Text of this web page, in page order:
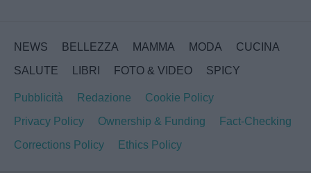
NEWS BELLEZZA MAMMA MODA
CUCINA
SALUTE
LIBRI FOTO & VIDEO SPICY
Pubblicità Redazione
Cookie Policy
Privacy Policy
Ownership & Funding
Fact-Checking
Corrections Policy
Ethics Policy